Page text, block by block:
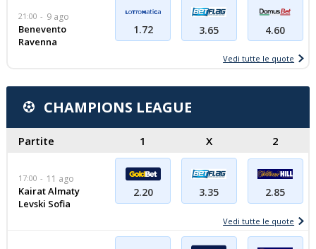
21:00 9 ago
Benevento
Ravenna
1.72 3.65 4.60
Vedi tutte le quote
CHAMPIONS LEAGUE
Partite 1 X 2
17:00 11 ago
Kairat Almaty
Levski Sofia
2.20 3.35 2.85
Vedi tutte le quote